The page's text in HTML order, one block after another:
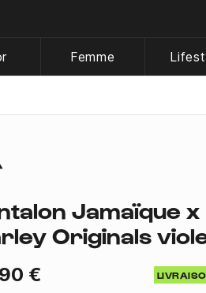
Femme
Jamaïque x
Originals
€